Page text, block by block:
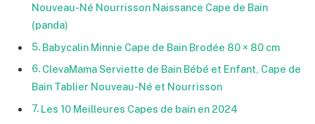
Nouveau-Né Nourrisson Naissance Cape de Bain
(panda)
Babycalin Minnie Cape de Bain Brodée 80 × 80 cm
ClevaMama Serviette de Bain Bébé et Enfant, Cape de
Bain Tablier Nouveau-Né et Nourrisson
Les 10 Meilleures Capes de bain en 2024